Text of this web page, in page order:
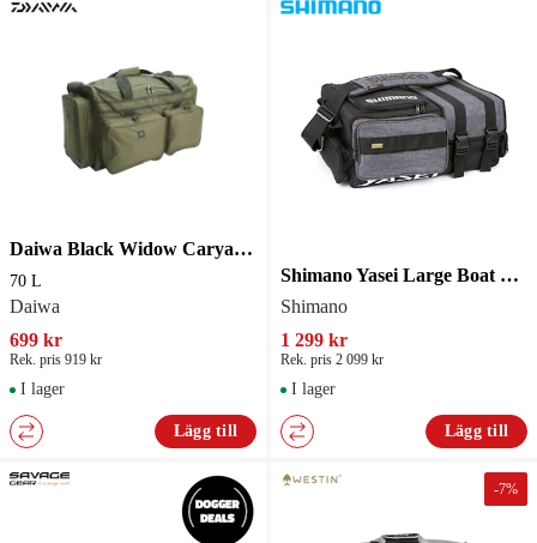
Daiwa Black Widow Caryall 70 L
70 L
Daiwa
699 kr
Rek. pris 919 kr
I lager
Lägg till
Shimano Yasei Large Boat Bag
Shimano
1 299 kr
Rek. pris 2 099 kr
I lager
Lägg till
-7%